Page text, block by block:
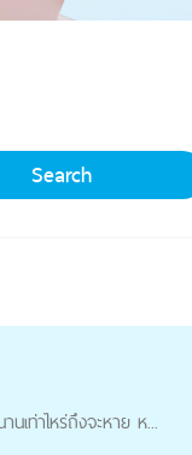
นเท่าไหร่ถึงจะหาย ห...